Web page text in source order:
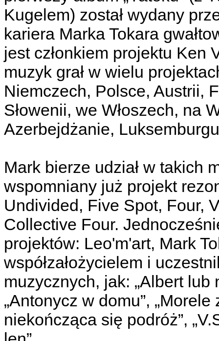
Kugelem) został wydany
kariera Marka Tokara
jest członkiem projektu Ken
muzyk grał w wielu
Niemczech, Polsce, Austrii,
Słowenii, we Włoszech, na
Azerbejdżanie,
Mark bierze udział w takich
wspomniany już projekt
Undivided, Five Spot, Four,
Collective Four.
projektów: Leo'm'art, Mark
współzałożycielem i
muzycznych, jak: „Albert
„Antonycz w domu”,
niekończąca się podróż”,